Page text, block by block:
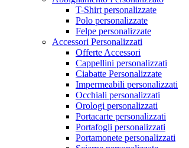
T-Shirt personalizzate
Polo personalizzate
Felpe personalizzate
Accessori Personalizzati
Offerte Accessori
Cappellini personalizzati
Ciabatte Personalizzate
Impermeabili personalizzati
Occhiali personalizzati
Orologi personalizzati
Portacarte personalizzati
Portafogli personalizzati
Portamonete personalizzati